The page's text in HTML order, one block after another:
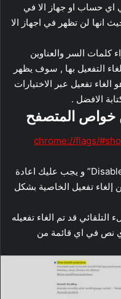
اي حساب او جهاز الا في
لن تظهر في اجهاز الا
كلمات السر والعناوين
التفعيل بها , سوف يظهر
الغاء تفعيل عبر الاختيارات
الافضل .
خواص المتصفح
chrome://flags/
بعد ذلك تقوم بأختيار الغاء التفعيل او “Disable” و يجب عليك اعادة
تفعيل الخاصية بشكل
قد تم الغاء تفعيله
نص في اي قائمة من